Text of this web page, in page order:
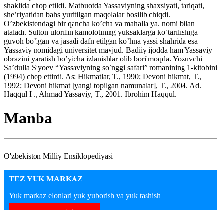
shaklida chop etildi. Matbuotda Yassaviyning shaxsiyati, tariqati,
she’riyatidan bahs yuritilgan maqolalar bosilib chiqdi.
O’zbekistondagi bir qancha ko’cha va mahalla ya. nomi bilan
ataladi. Sulton ulorifin kamolotining yuksaklarga ko’tarilishiga
guvoh bo’lgan va jasadi dafn etilgan ko’hna yassi shahrida esa
Yassaviy nomidagi universitet mavjud. Badiiy ijodda ham Yassaviy
obrazini yaratish bo’yicha izlanishlar olib borilmoqda. Yozuvchi
Sa’dulla Siyoev “Yassaviyning so’nggi safari” romanining 1-kitobini
(1994) chop ettirdi. As: Hikmatlar, T., 1990; Devoni hikmat, T.,
1992; Devoni hikmat [yangi topilgan namunalar], T., 2004. Ad.
Haqqul I ., Ahmad Yassaviy, T., 2001. Ibrohim Haqqul.
Manba
O'zbekiston Milliy Ensiklopediyasi
TEZ YUK MARKAZ
Yuk markaz elonlari yuk yuborish va yuk tashish